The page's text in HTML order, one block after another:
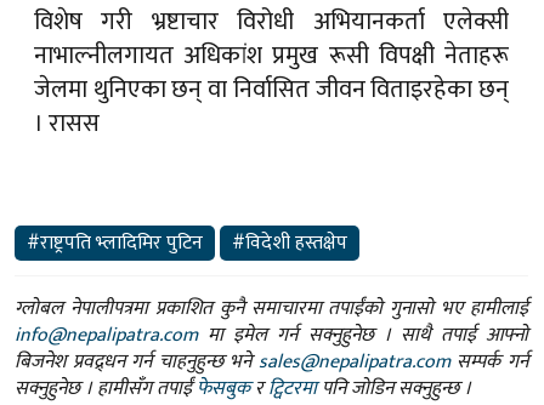
विशेष गरी भ्रष्टाचार विरोधी अभियानकर्ता एलेक्सी
नाभाल्नीलगायत अधिकांश प्रमुख रूसी विपक्षी नेताहरू
जेलमा थुनिएका छन् वा निर्वासित जीवन विताइरहेका छन्
। रासस
#राष्ट्रपति भ्लादिमिर पुटिन
#विदेशी हस्तक्षेप
ग्लोबल नेपालीपत्रमा प्रकाशित कुनै समाचारमा तपाईंको गुनासो भए हामीलाई
info@nepalipatra.comमा इमेल गर्न सक्नुहुनेछ । साथै तपाई आफ्नो
बिजनेश प्रवद्र्धन गर्न चाहनुहुन्छ भनेsales@nepalipatra.comसम्पर्क गर्न
सक्नुहुनेछ । हामीसँग तपाईंफेसबुकरट्विटरमापनि जोडिन सक्नुहुन्छ ।